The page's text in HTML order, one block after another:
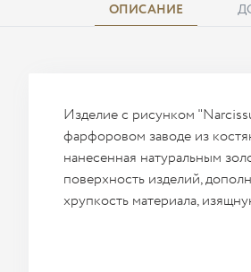
ОПИСАНИЕ
Изделие с рисунком
фарфоровом заводе из
нанесенная натуральным
поверхность изделий,
хрупкость материала,